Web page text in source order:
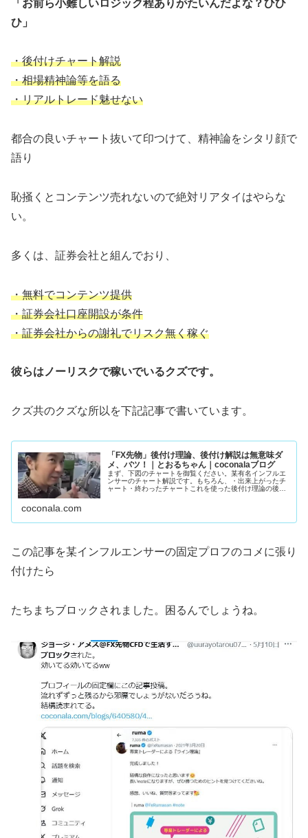
「お前ら小難しいロジック程ありがたいんだよな？ひひ
ひ」
・後付けチャート解説
・相場精神論等を語る
・リアルトレード魅せない
都合の良いチャート抜いて印つけて、精神論をシタリ顔で
語り
恥掻くとコンテンツ売れないので絶対リアタイはやらな
い。
多くは、証券会社と組んでおり、
・無料でコンテンツ提供
・証券会社口座開設が条件
・証券会社からの謝礼でリスク無く稼ぐ
彼らはノーリスクで稼いでいるクズです。
クズ共のクズな所以を下記記事で書いています。
「FX先物」後付け理論、後付け解説は無意味ダ
メ、バツ！｜とおるちゃん｜coconalaブログ
まず、下図のチャートを御覧ください。某有名インフルエ
ンサーのチャート解説です。もちろん、・出来上がったチ
ャート・終わったチャートこれを使った後付け理論の後付
coconala.com
この記事を某インフルエンサーの固定プロフのコメに張り
付けたら
たちまちブロックされました。困るんでしょうね。